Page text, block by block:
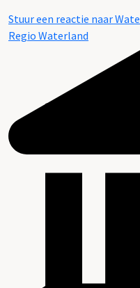
Stuur een reactie naar
Regio Waterland